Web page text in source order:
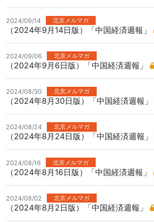
2024/09/14 北京メルマガ
（2024年9月14日版）「中国経済週報」
2024/09/06 北京メルマガ
（2024年9月6日版）「中国経済週報」
2024/08/30 北京メルマガ
（2024年8月30日版）「中国経済週報」
2024/08/24 北京メルマガ
（2024年8月24日版）「中国経済週報」
2024/08/16 北京メルマガ
（2024年8月16日版）「中国経済週報」
2024/08/02 北京メルマガ
（2024年8月2日版）「中国経済週報」